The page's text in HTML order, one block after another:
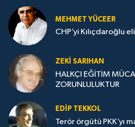
MEHMET YÜCEER
CHP’yi Kılıçdaroğlu
ZEKI SARIHAN
HALKÇI EĞİTİM
ZORUNLULUKTUR
EDIP TEKKOL
Terör örgütü PKK’yı